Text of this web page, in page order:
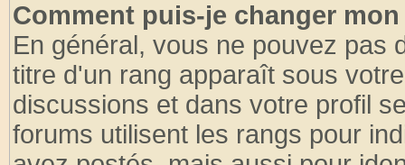
Comment puis-je changer
En général, vous ne pouvez pas
titre d'un rang apparaît sous
discussions et dans votre profil
forums utilisent les rangs pour